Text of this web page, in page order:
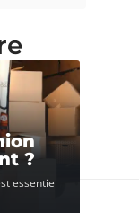
?
essentiel